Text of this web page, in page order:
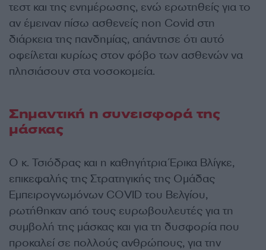
τεστ και της ενημέρωσης, ενώ ερωτηθείς για το
αν έμειναν πίσω ασθενείς non Covid στη
διάρκεια της πανδημίας, απάντησε ότι αυτό
οφείλεται κυρίως στον φόβο των ασθενών να
πλησιάσουν στα νοσοκομεία.
Σημαντική η συνεισφορά της
μάσκας
Ο κ. Τσιόδρας και η καθηγήτρια Έρικα Βλίγκε,
επικεφαλής της Στρατηγικής της Ομάδας
Εμπειρογνωμόνων COVID του Βελγίου,
ρωτήθηκαν από τους ευρωβουλευτές για τη
συμβολή της μάσκας και για τη δυσφορία που
προκαλεί σε πολλούς ανθρώπους, για την